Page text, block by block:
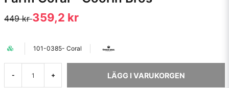
449 kr359,2 kr
101-0385- Coral
- + LÄGG I VARUKORGEN